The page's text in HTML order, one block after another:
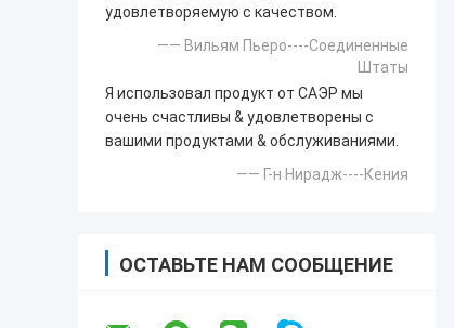
удовлетворяемую с качеством.
—— Вильям Пьеро----Соединенные
Штаты
Я использовал продукт от САЭР мы
очень счастливы & удовлетворены с
вашими продуктами & обслуживаниями.
—— Г-н Нирадж----Кения
ОСТАВЬТЕ НАМ СООБЩЕНИЕ